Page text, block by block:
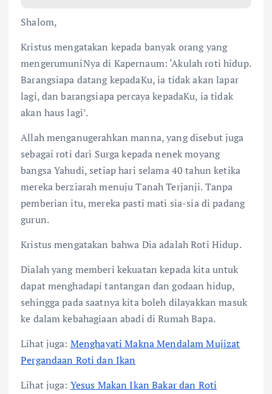
Shalom,
Kristus mengatakan kepada banyak orang yang
mengerumuniNya di Kapernaum: ‘Akulah roti hidup.
Barangsiapa datang kepadaKu, ia tidak akan lapar
lagi, dan barangsiapa percaya kepadaKu, ia tidak
akan haus lagi’.
Allah menganugerahkan manna, yang disebut juga
sebagai roti dari Surga kepada nenek moyang
bangsa Yahudi, setiap hari selama 40 tahun ketika
mereka berziarah menuju Tanah Terjanji. Tanpa
pemberian itu, mereka pasti mati sia-sia di padang
gurun.
Kristus mengatakan bahwa Dia adalah Roti Hidup.
Dialah yang memberi kekuatan kepada kita untuk
dapat menghadapi tantangan dan godaan hidup,
sehingga pada saatnya kita boleh dilayakkan masuk
ke dalam kebahagiaan abadi di Rumah Bapa.
Lihat juga: Menghayati Makna Mendalam Mujizat
Pergandaan Roti dan Ikan
Lihat juga: Yesus Makan Ikan Bakar dan Roti